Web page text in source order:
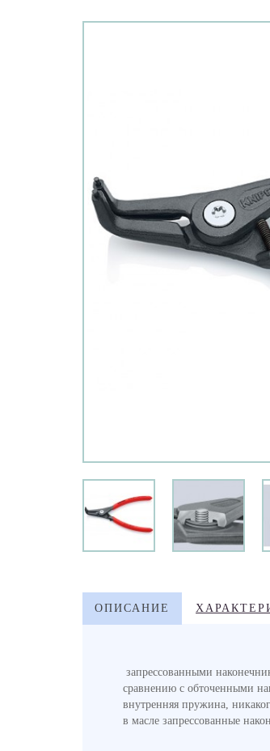
ОПИСАНИЕ
запрессованными
сравнению с обточенными
внутренняя пружина,
в масле запрессованные